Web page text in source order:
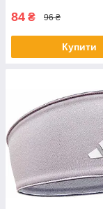
84 ₴ 96 ₴
Купити